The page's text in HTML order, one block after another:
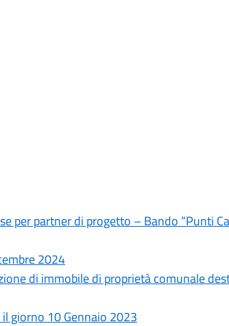
per partner di progetto – Bando “Punti
2024
di immobile di proprietà comunale
giorno 10 Gennaio 2023